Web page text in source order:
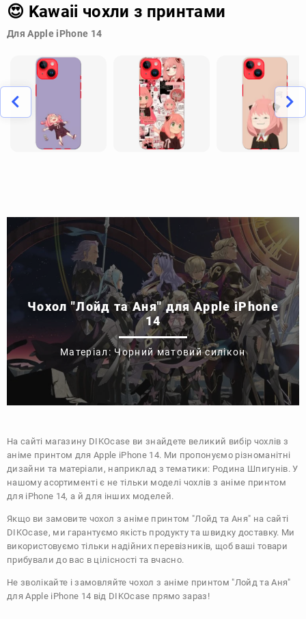
😍 Kawaii чохли з принтами
Для Apple iPhone 14
Чохол "Лойд та Аня" для Apple iPhone
14
Матеріал: Чорний матовий силікон
На сайті магазину DIKOcase ви знайдете великий вибір чохлів з
аніме принтом для Apple iPhone 14. Ми пропонуємо різноманітні
дизайни та матеріали, наприклад з тематики: Родина Шпигунів. У
нашому асортименті є не тільки моделі чохлів з аніме принтом
для iPhone 14, а й для інших моделей.
Якщо ви замовите чохол з аніме принтом "Лойд та Аня" на сайті
DIKOcase, ми гарантуємо якість продукту та швидку доставку. Ми
використовуємо тільки надійних перевізників, щоб ваші товари
прибували до вас в цілісності та вчасно.
Не зволікайте і замовляйте чохол з аніме принтом "Лойд та Аня"
для Apple iPhone 14 від DIKOcase прямо зараз!